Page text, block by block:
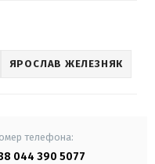
ЯРОСЛАВ ЖЕЛЕЗНЯК
телефона:
044 390 5077